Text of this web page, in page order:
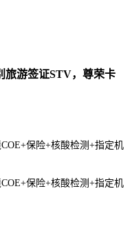
旅游签证STV，尊荣卡
保险+核酸检测+指定机
保险+核酸检测+指定机